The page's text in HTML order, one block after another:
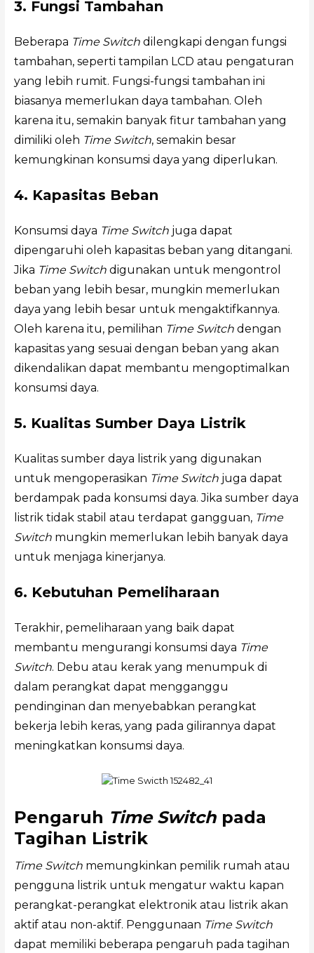
3. Fungsi Tambahan
Beberapa Time Switchdilengkapi dengan fungsi
tambahan, seperti tampilan LCD atau pengaturan
yang lebih rumit. Fungsi-fungsi tambahan ini
biasanya memerlukan daya tambahan. Oleh
karena itu, semakin banyak fitur tambahan yang
dimiliki oleh Time Switch, semakin besar
kemungkinan konsumsi daya yang diperlukan.
4. Kapasitas Beban
Konsumsi daya Time Switchjuga dapat
dipengaruhi oleh kapasitas beban yang ditangani.
Jika Time Switchdigunakan untuk mengontrol
beban yang lebih besar, mungkin memerlukan
daya yang lebih besar untuk mengaktifkannya.
Oleh karena itu, pemilihan Time Switchdengan
kapasitas yang sesuai dengan beban yang akan
dikendalikan dapat membantu mengoptimalkan
konsumsi daya.
5. Kualitas Sumber Daya Listrik
Kualitas sumber daya listrik yang digunakan
untuk mengoperasikan Time Switchjuga dapat
berdampak pada konsumsi daya. Jika sumber daya
listrik tidak stabil atau terdapat gangguan, Time
Switchmungkin memerlukan lebih banyak daya
untuk menjaga kinerjanya.
6. Kebutuhan Pemeliharaan
Terakhir, pemeliharaan yang baik dapat
membantu mengurangi konsumsi daya Time
Switch. Debu atau kerak yang menumpuk di
dalam perangkat dapat mengganggu
pendinginan dan menyebabkan perangkat
bekerja lebih keras, yang pada gilirannya dapat
meningkatkan konsumsi daya.
Pengaruh Time Switchpada
Tagihan Listrik
Time Switchmemungkinkan pemilik rumah atau
pengguna listrik untuk mengatur waktu kapan
perangkat-perangkat elektronik atau listrik akan
aktif atau non-aktif. Penggunaan Time Switch
dapat memiliki beberapa pengaruh pada tagihan